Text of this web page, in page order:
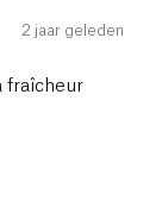
2 jaar geleden
fraîcheur